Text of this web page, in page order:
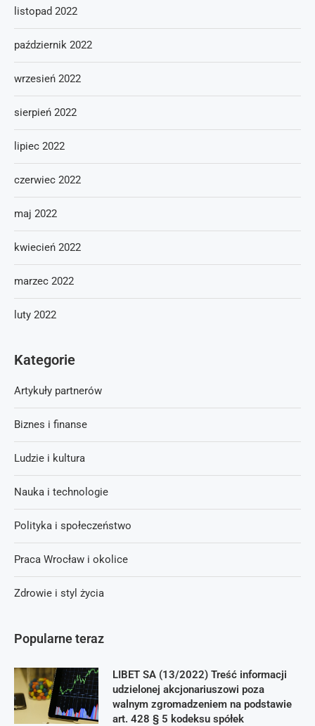
Popularne teraz
LIBET SA (13/2022) Treść informacji
udzielonej akcjonariuszowi poza
walnym zgromadzeniem na podstawie
art. 428 § 5 kodeksu spółek
listopad 2022
październik 2022
wrzesień 2022
sierpień 2022
lipiec 2022
czerwiec 2022
maj 2022
kwiecień 2022
marzec 2022
luty 2022
Kategorie
Artykuły partnerów
Biznes i finanse
Ludzie i kultura
Nauka i technologie
Polityka i społeczeństwo
Praca Wrocław i okolice
Zdrowie i styl życia